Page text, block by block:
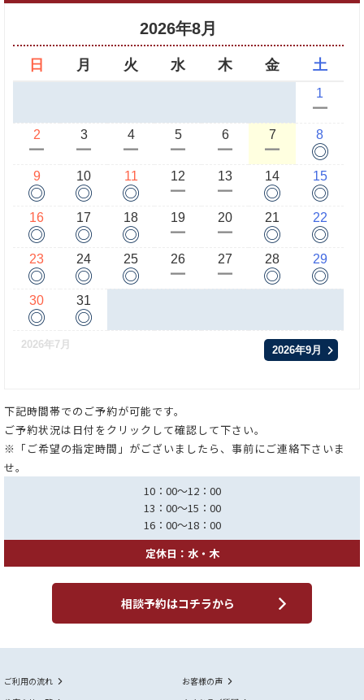
2026年8月
日 月 火 水 木 金 土
1
ー
2
ー
3
ー
4
ー
5
ー
6
ー
7
ー
8
◎
9
◎
10
◎
11
◎
12
ー
13
ー
14
◎
15
◎
16
◎
17
◎
18
◎
19
ー
20
ー
21
◎
22
◎
23
◎
24
◎
25
◎
26
ー
27
ー
28
◎
29
◎
30
◎
31
◎
2026年7月 2026年9月
下記時間帯でのご予約が可能です。
ご予約状況は日付をクリックして確認して下さい。
※「ご希望の指定時間」がございましたら、事前にご連絡下さいま
せ。
10：00～12：00
13：00～15：00
16：00～18：00
定休日：水・木
相談予約はコチラから
ご利用の流れ
お客様の声